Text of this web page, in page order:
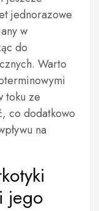
jednorazowe
w
do
Warto
toku ze
co dodatkowo
na
jego